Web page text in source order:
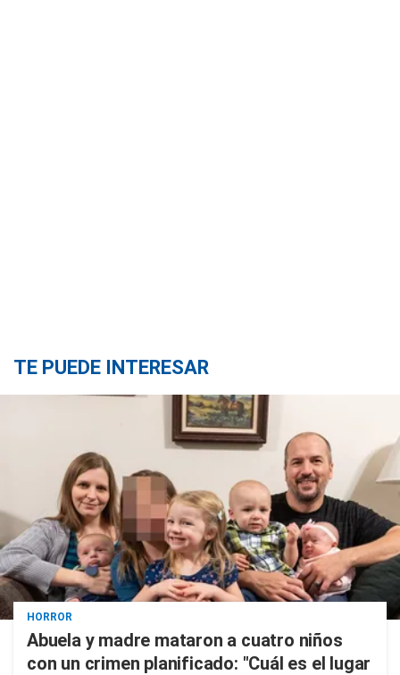
TE PUEDE INTERESAR
HORROR
Abuela y madre mataron a cuatro niños
con un crimen planificado: "Cuál es el lugar